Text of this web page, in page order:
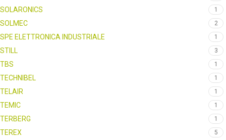
SOLARONICS 1
SOLMEC 2
SPE ELETTRONICA INDUSTRIALE 1
STILL 3
TBS 1
TECHNIBEL 1
TELAIR 1
TEMIC 1
TERBERG 1
TEREX 5